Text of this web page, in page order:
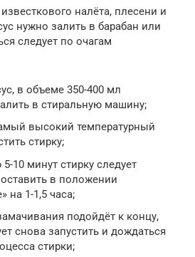
налёта, плесени и
нужно залить в барабан или
следует по очагам
в объеме 350-400 мл
в стиральную машину;
высокий температурный
стирку;
10 минут стирку следует
в положении
на 1-1,5 часа;
подойдёт к концу,
снова запустить и дождаться
стирки;